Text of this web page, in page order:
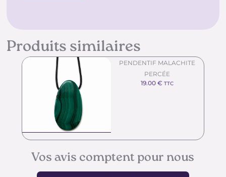
Produits similaires
PENDENTIF MALACHITE
PERCÉE
19.00€ TTC
Vos avis comptent pour nous